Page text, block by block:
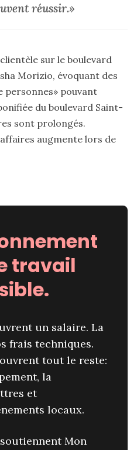
réussir.»
sur le boulevard
Morizio, évoquant des
personnes» pouvant
du boulevard Saint-
sont prolongés.
augmente lors de
travail
un salaire. La
frais techniques.
tout le reste:
la
et
locaux.
Mon